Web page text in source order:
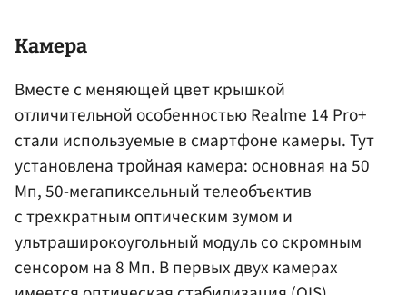
Камера
Вместе с меняющей цвет крышкой
отличительной особенностью Realme 14 Pro+
стали используемые в смартфоне камеры. Тут
установлена тройная камера: основная на 50
Мп, 50-мегапиксельный телеобъектив
с трехкратным оптическим зумом и
ультраширокоугольный модуль со скромным
сенсором на 8 Мп. В первых двух камерах